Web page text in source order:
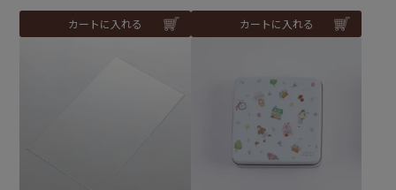
カートに入れる カートに入れる